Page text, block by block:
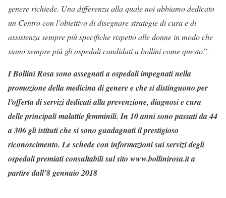
genere richiede. Una differenza alla quale noi abbiamo dedicato
un Centro con l’obiettivo di disegnare strategie di cura e di
assistenza sempre più specifiche rispetto alle donne in modo che
siano sempre più gli ospedali candidati a bollini come questo”.
I Bollini Rosa sono assegnati a ospedali impegnati nella
promozione della medicina di genere e che si distinguono per
l’offerta di servizi dedicati alla prevenzione, diagnosi e cura
delle principali malattie femminili. In 10 anni sono passati da 44
a 306 gli istituti che si sono guadagnati il prestigioso
riconoscimento. Le schede con informazioni sui servizi degli
ospedali premiati consultabili sul sito www.bollinirosa.it a
partire dall’8 gennaio 2018